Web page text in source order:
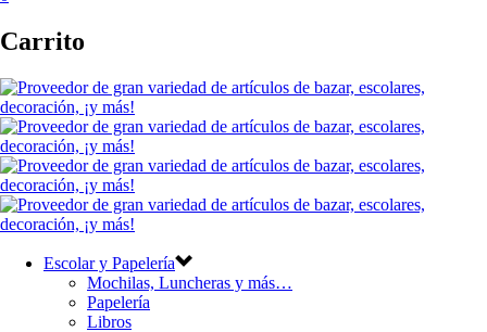
Carrito
Escolar y Papelería
Mochilas, Luncheras y más…
Papelería
Libros